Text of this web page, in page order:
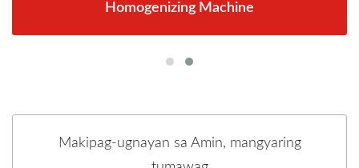
Homogenizing Machine
Makipag-ugnayan sa Amin, mangyaring